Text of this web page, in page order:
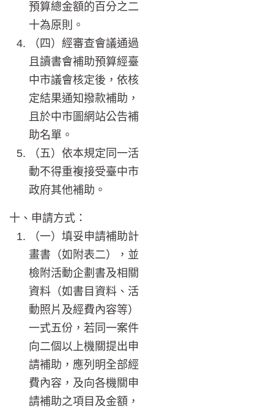
預算總金額的百分之二
十為原則。
（四）經審查會議通過
且讀書會補助預算經臺
中市議會核定後，依核
定結果通知撥款補助，
且於中市圖網站公告補
助名單。
（五）依本規定同一活
動不得重複接受臺中市
政府其他補助。
十、申請方式：
（一）填妥申請補助計
畫書（如附表二），並
檢附活動企劃書及相關
資料（如書目資料、活
動照片及經費內容等）
一式五份，若同一案件
向二個以上機關提出申
請補助，應列明全部經
費內容，及向各機關申
請補助之項目及金額，